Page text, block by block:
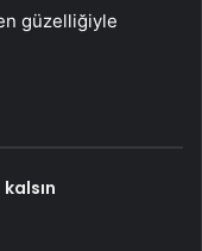
güzelliğiyle